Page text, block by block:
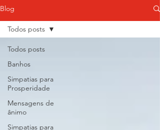
Blog
Todos posts
Banhos
Simpatias para
Prosperidade
Mensagens de
ânimo
Simpatias para
Todos posts